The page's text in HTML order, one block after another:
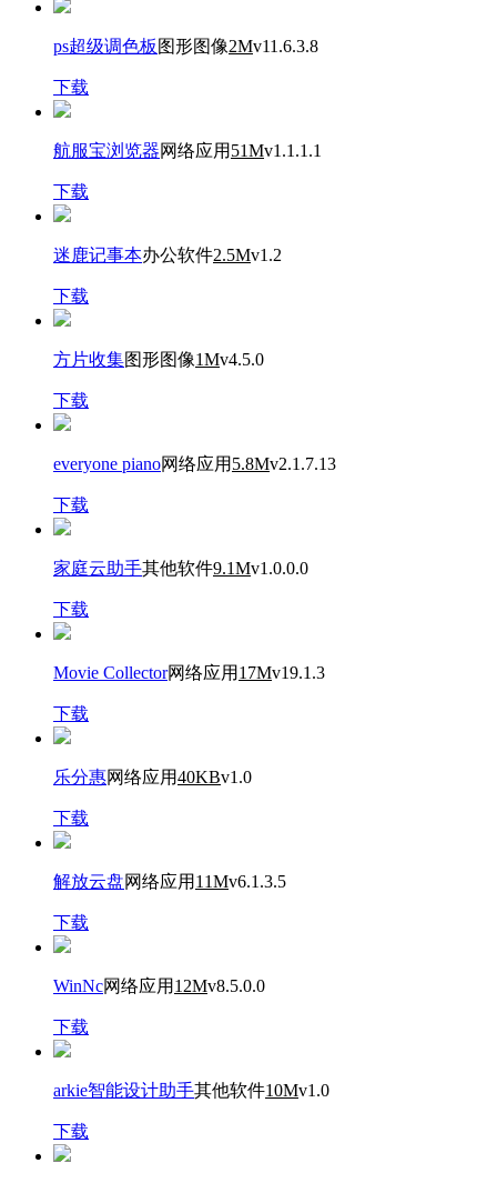
ps超级调色板 图形图像2Mv11.6.3.8
下载
航服宝浏览器网络应用 51Mv1.1.1.1
下载
迷鹿记事本办公软件2.5Mv1.2
下载
方片收集图形图像1Mv4.5.0
下载
everyone piano网络应用 5.8Mv2.1.7.13
下载
家庭云助手其他软件9.1Mv1.0.0.0
下载
Movie Collector网络应用 17Mv19.1.3
下载
乐分惠网络应用40KBv1.0
下载
解放云盘网络应用 11Mv6.1.3.5
下载
WinNc网络应用 12Mv8.5.0.0
下载
arkie智能设计助手其他软件10Mv1.0
下载